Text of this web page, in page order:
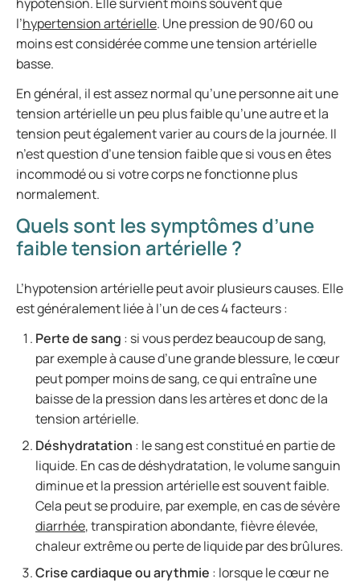
l’hypertension artérielle. Une pression de 90/60 ou
moins est considérée comme une tension artérielle
basse.
En général, il est assez normal qu’une personne ait une
tension artérielle un peu plus faible qu’une autre et la
tension peut également varier au cours de la journée. Il
n’est question d’une tension faible que si vous en êtes
incommodé ou si votre corps ne fonctionne plus
normalement.
Quels sont les symptômes d’une
faible tension artérielle ?
L’hypotension artérielle peut avoir plusieurs causes. Elle
est généralement liée à l’un de ces 4 facteurs :
Perte de sang : si vous perdez beaucoup de sang,
par exemple à cause d’une grande blessure, le cœur
peut pomper moins de sang, ce qui entraîne une
baisse de la pression dans les artères et donc de la
tension artérielle.
Déshydratation : le sang est constitué en partie de
liquide. En cas de déshydratation, le volume sanguin
diminue et la pression artérielle est souvent faible.
Cela peut se produire, par exemple, en cas de sévère
diarrhée, transpiration abondante, fièvre élevée,
chaleur extrême ou perte de liquide par des brûlures.
Crise cardiaque ou arythmie : lorsque le cœur ne